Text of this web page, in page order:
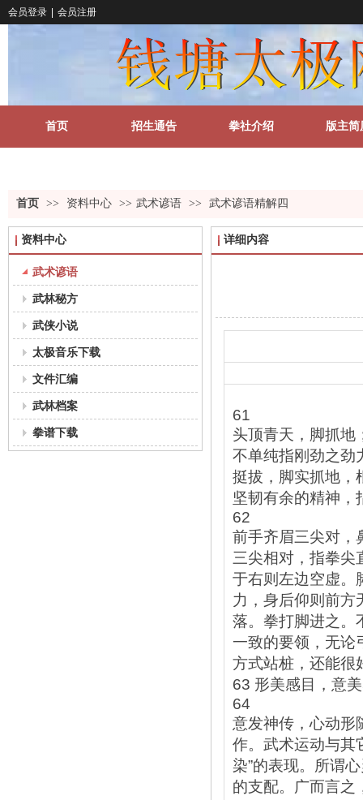
会员登录 会员注册
首页 招生通告 拳社介绍 版主简
首页 >> 资料中心 >> 武术谚语 >> 武术谚语精解四
资料中心
武术谚语
武林秘方
武侠小说
太极音乐下载
文件汇编
武林档案
拳谱下载
详细内容
61
头顶青天，脚抓地
不单纯指刚劲之
挺拔，脚实抓地，
坚韧有余的精神，
62
前手齐眉三尖对，
三尖相对，指拳尖
于右则左边空虚。
力，身后仰则前方
落。拳打脚进之。
一致的要领，无论
方式站桩，还能很
63 形美感目，意
64
意发神传，心动形
作。武术运动与其
染”的表现。所谓
的支配。广而言之